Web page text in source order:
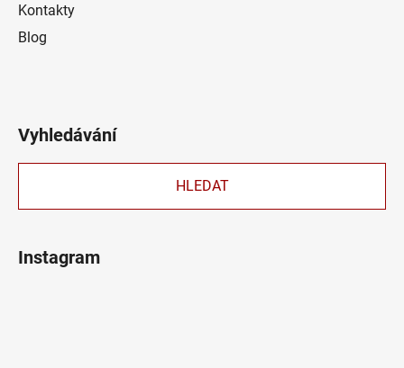
Kontakty
Blog
Vyhledávání
HLEDAT
Instagram